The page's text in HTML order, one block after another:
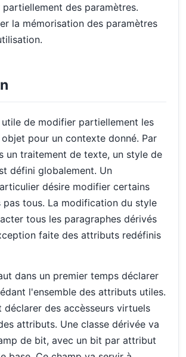
des paramètres.
la mémorisation des paramètres
de modifier partiellement les
pour un contexte donné. Par
un traitement de texte, un style de
défini globalement. Un
désire modifier certains
tous. La modification du style
tous les paragraphes dérivés
faite des attributs redéfinis
dans un premier temps déclarer
l'ensemble des attributs utiles.
des accèsseurs virtuels
attributs. Une classe dérivée va
de bit, avec un bit par attribut